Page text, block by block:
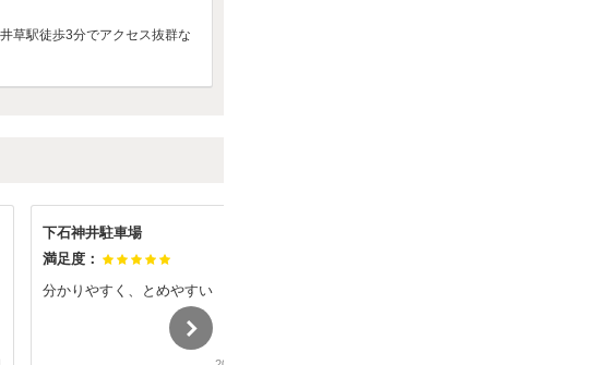
草駅徒歩3分でアクセス抜群な
下石神井駐車場
満足度：
分かりやすく、とめやすい